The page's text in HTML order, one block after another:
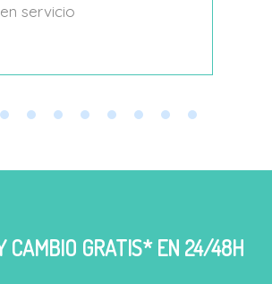
servicio
CAMBIO GRATIS* EN 24/48H